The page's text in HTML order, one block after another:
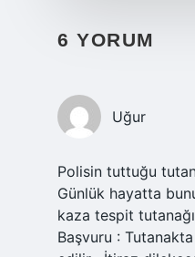
6 YORUM
Uğur
Polisin tuttuğu
Günlük hayatta
kaza tespit
Başvuru :